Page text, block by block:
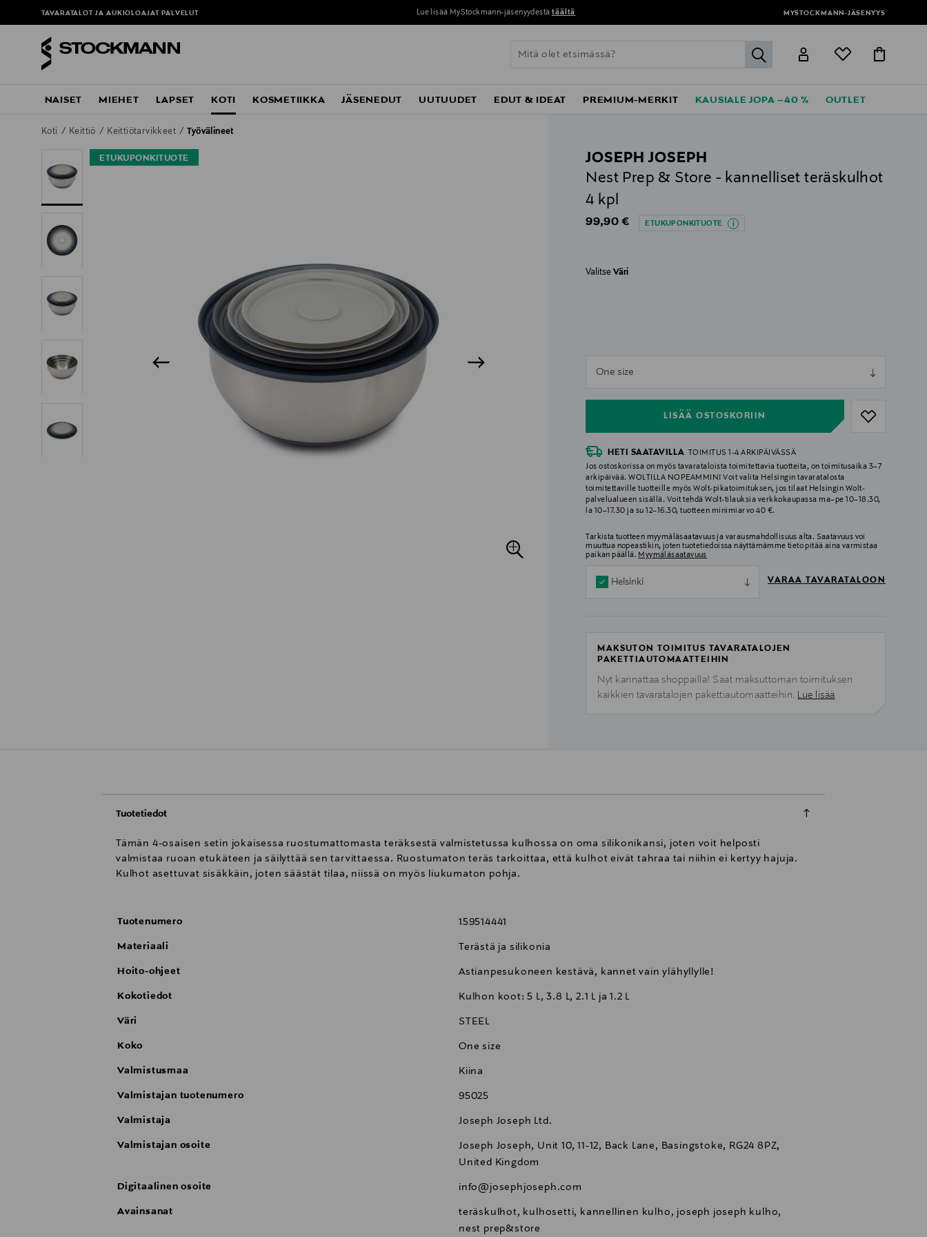
TAVARATALOT JA AUKIOLOAJAT PALVELUT Lue lisää MyStockmann-jäsenyydestä täältä MYSTOCKMANN-JÄSENYYS
label.header.go
NAISET MIEHET LAPSET KOTI KOSMETIIKKA JÄSENEDUT UUTUUDET EDUT & IDEAT PREMIUM-MERKIT KAUSIALE JOPA –40 % OUTLET
Koti Keittiö Keittiötarvikkeet Työvälineet
ETUKUPONKITUOTE
JOSEPH JOSEPH
Nest Prep & Store - kannelliset teräskulhot
4 kpl
Original Price
99,90 € ETUKUPONKITUOTE
ValitseVäri
One size
LISÄÄ OSTOSKORIIN
null
HETI SAATAVILLA
TOIMITUS 1-4 ARKIPÄIVÄSSÄ
Jos ostoskorissa on myös tavarataloista toimitettavia tuotteita, on toimitusaika 3–7
arkipäivää. WOLTILLA NOPEAMMIN! Voit valita Helsingin tavaratalosta
toimitettaville tuotteille myös Wolt-pikatoimituksen, jos tilaat Helsingin Wolt-
palvelualueen sisällä. Voit tehdä Wolt-tilauksia verkkokaupassa ma–pe 10–18.30,
la 10–17.30 ja su 12–16.30, tuotteen minimiarvo 40 €.
Tarkista tuotteen myymäläsaatavuus ja varausmahdollisuus alta. Saatavuus voi
muuttua nopeastikin, joten tuotetiedoissa näyttämämme tieto pitää aina varmistaa
paikan päällä. Myymäläsaatavuus
Helsinki VARAA TAVARATALOON
MAKSUTON TOIMITUS TAVARATALOJEN
PAKETTIAUTOMAATTEIHIN
Nyt kannattaa shoppailla! Saat maksuttoman toimituksen
kaikkien tavaratalojen pakettiautomaatteihin. Lue lisää
Tuotetiedot
Tämän 4-osaisen setin jokaisessa ruostumattomasta teräksestä valmistetussa kulhossa on oma silikonikansi, joten voit helposti
valmistaa ruoan etukäteen ja säilyttää sen tarvittaessa. Ruostumaton teräs tarkoittaa, että kulhot eivät tahraa tai niihin ei kertyy hajuja.
Kulhot asettuvat sisäkkäin, joten säästät tilaa, niissä on myös liukumaton pohja.
Tuotenumero 159514441
Materiaali Terästä ja silikonia
Hoito-ohjeet Astianpesukoneen kestävä, kannet vain ylähyllylle!
Kokotiedot Kulhon koot: 5 L, 3.8 L, 2.1 L ja 1.2 L
Väri STEEL
Koko One size
Valmistusmaa Kiina
Valmistajan tuotenumero 95025
Valmistaja Joseph Joseph Ltd.
Valmistajan osoite
Joseph Joseph, Unit 10, 11-12, Back Lane, Basingstoke, RG24 8PZ,
United Kingdom
Digitaalinen osoite info@josephjoseph.com
Avainsanat
teräskulhot, kulhosetti, kannellinen kulho, joseph joseph kulho,
nest prep&store